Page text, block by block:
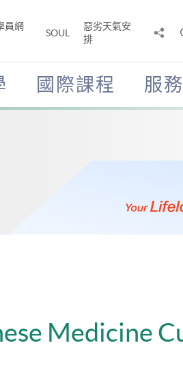
員網
SOUL
惡劣天氣安
排
國際課程 服
Medicine